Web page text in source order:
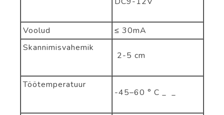
Voolud ≤ 30mA
Skannimisvahemik
2-5 cm
Töötemperatuur
-45–60 ° C _ _